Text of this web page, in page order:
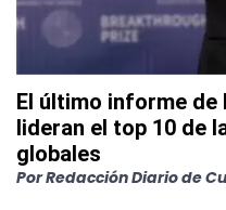
El último informe de
lideran el top 10 de
globales
PorRedacción Diario de